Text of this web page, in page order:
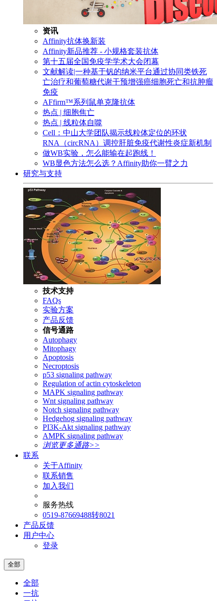
资讯
Affinity抗体换新装
Affinity新品推荐 - 小规格套装抗体
第十五届全国免疫学学术大会闭幕
文献解读|一种基于钒的纳米平台通过协同类铁死
亡治疗和葡萄糖代谢干预增强癌细胞死亡和抗肿瘤
免疫
AFfirm™系列鼠单克隆抗体
热点 | 细胞焦亡
热点 | 线粒体自噬
Cell：中山大学团队揭示线粒体定位的环状
RNA（circRNA）调控肝脏免疫代谢性炎症新机制
做WB实验，怎么能输在起跑线！
WB显色方法怎么选？Affinity助你一臂之力
研究与支持
技术支持
FAQs
实验方案
产品反馈
信号通路
Autophagy
Mitophagy
Apoptosis
Necroptosis
p53 signaling pathway
Regulation of actin cytoskeleton
MAPK signaling pathway
Wnt signaling pathway
Notch signaling pathway
Hedgehog signaling pathway
PI3K-Akt signaling pathway
AMPK signaling pathway
浏览更多通路>>
联系
关于Affinity
联系销售
加入我们
服务热线
0519-87669488转8021
产品反馈
用户中心
登录
全部
全部
一抗